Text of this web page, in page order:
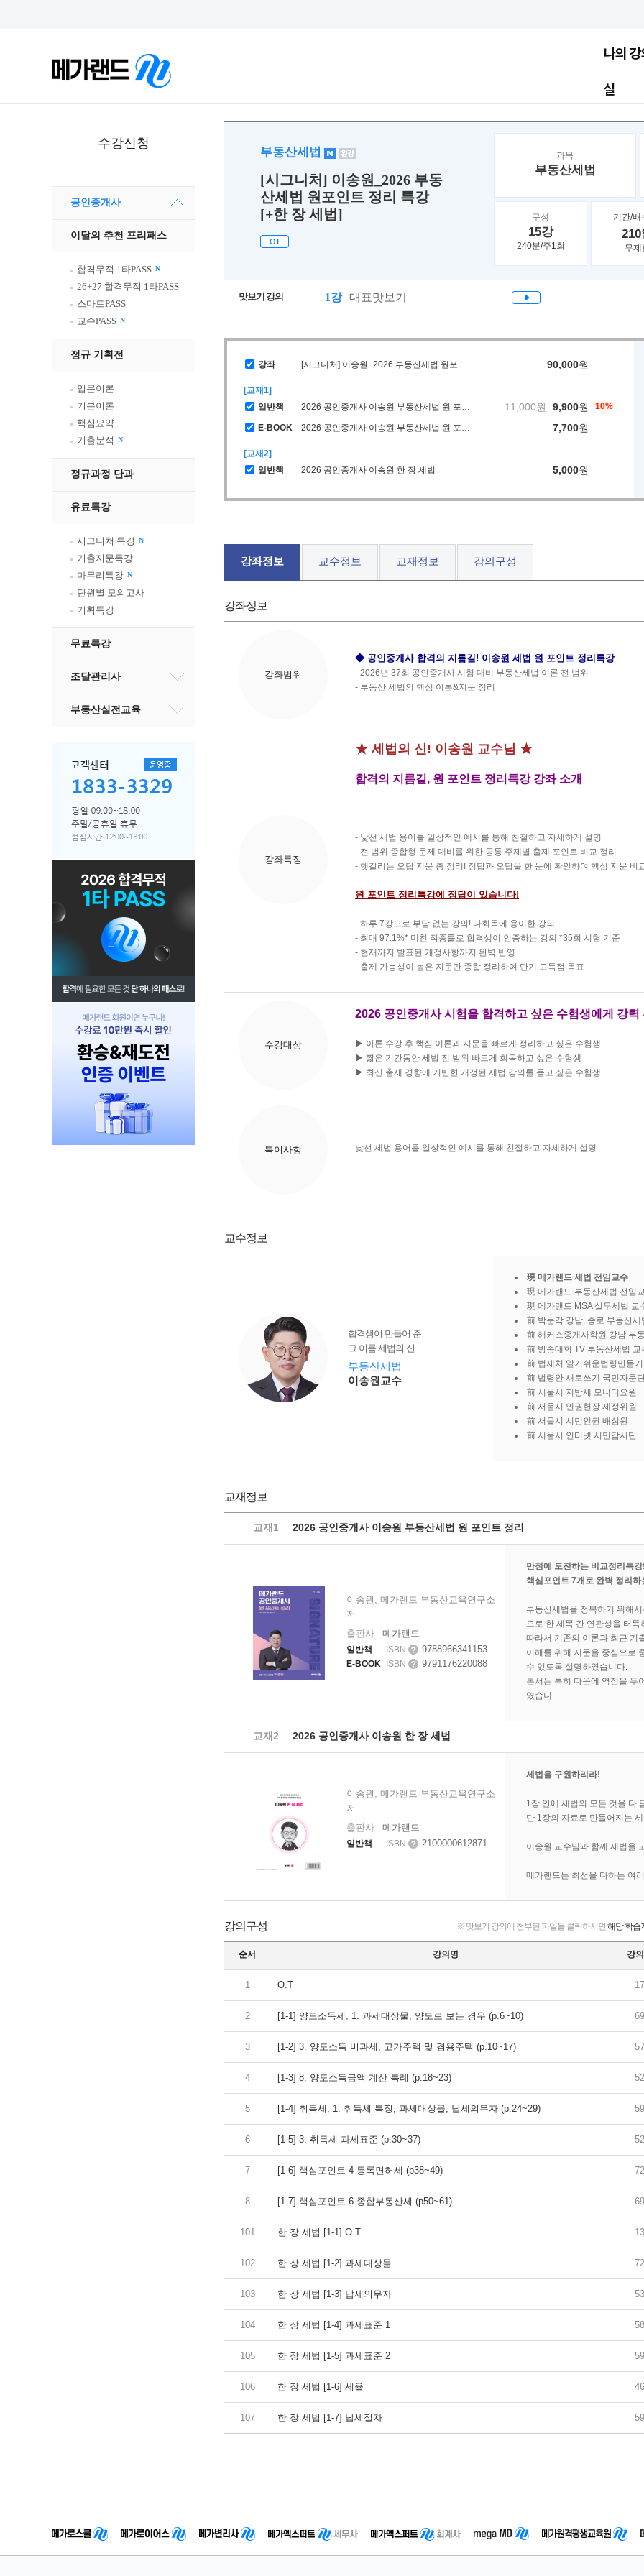
나의
실
수강신청
공인중개사
이달의 추천 프리패스
합격무적 1타PASS N
26+27 합격무적 1타PASS
스마트PASS
교수PASS N
정규 기획전
입문이론
기본이론
핵심요약
기출분석
N
정규과정 단과
유료특강
시그니처 특강 N
기출지문특강
마무리특강 N
단원별 모의고사
기획특강
무료특강
조달관리사
부동산실전교육
부동산세법
[시그니처] 이송원_2026 부동
산세법 원포인트 정리 특강
[+한 장 세법]
과목
부동산세법
구성
15강
240분/주1회
기간/배
210
무제
맛보기 강의 1강 대표맛보기
강좌 [시그니처] 이송원_2026 부동산세법 원포인트 정리 특강[+한 ... 90,000원
[교재1]
일반책
2026 공인중개사 이송원 부동산세법 원 포인트 정리 11,000원 9,900원 10%
E-BOOK 2026 공인중개사 이송원 부동산세법 원 포인트 정리 7,700원
[교재2]
일반책
2026 공인중개사 이송원 한 장 세법 5,000원
강좌정보 교수정보 교재정보 강의구성
강좌정보
강좌범위
◆ 공인중개사 합격의 지름길! 이송원 세법 원 포인트 정리특강
- 2026년 37회 공인중개사 시험 대비 부동산세법 이론 전 범위
- 부동산 세법의 핵심 이론&지문 정리
강좌특징
★ 세법의 신! 이송원 교수님 ★
합격의 지름길, 원 포인트 정리특강 강좌 소개
- 낯선 세법 용어를 일상적인 예시를 통해 친절하고 자세하게 설명
- 전 범위 종합형 문제 대비를 위한 공통 주제별 출제 포인트 비교 정리
- 헷갈리는 오답 지문 총 정리! 정답과 오답을 한 눈에 확인하여 핵심 지문 비
원 포인트 정리특강에 정답이 있습니다!
- 하루 7강으로 부담 없는 강의! 다회독에 용이한 강의
- 최대 97.1%* 미친 적중률로 합격생이 인증하는 강의 *35회 시험 기준
- 현재까지 발표된 개정사항까지 완벽 반영
- 출제 가능성이 높은 지문만 종합 정리하여 단기 고득점 목표
수강대상
2026 공인중개사 시험을 합격하고 싶은 수험생에게 강력
▶ 이론 수강 후 핵심 이론과 지문을 빠르게 정리하고 싶은 수험생
▶ 짧은 기간동안 세법 전 범위 빠르게 회독하고 싶은 수험생
▶ 최신 출제 경향에 기반한 개정된 세법 강의를 듣고 싶은 수험생
특이사항 낯선 세법 용어를 일상적인 예시를 통해 친절하고 자세하게 설명
교수정보
합격생이 만들어 준
그 이름 세법의 신
부동산세법
이송원교수
現 메가랜드 세법 전임교수
現 메가랜드 부동산세법 전임
現 메가랜드 MSA 실무세법 교
前 박문각 강남, 종로 부동산세
前 해커스중개사학원 강남 부
前 방송대학 TV 부동산세법 교
前 법제처 알기쉬운법령만들
前 법령안 새로쓰기 국민자문
前 서울시 지방세 모니터요원
前 서울시 인권헌장 제정위원
前 서울시 시민인권 배심원
前 서울시 인터넷 시민감시단
교재정보
교재1 2026 공인중개사 이송원 부동산세법 원 포인트 정리
이송원, 메가랜드 부동산교육연구소
저
출판사
메가랜드
일반책 ISBN 9788966341153
E-BOOK ISBN 9791176220088
만점에 도전하는 비교정리특
핵심포인트 7개로 완벽 정리
부동산세법을 정복하기 위해
으로 한 세목 간 연관성을 터득
따라서 기존의 이론과 최근 기
이해를 위해 지문을 중심으로
수 있도록 설명하였습니다.
본서는 특히 다음에 역점을 두
였습니...
교재2 2026 공인중개사 이송원 한 장 세법
이송원, 메가랜드 부동산교육연구소
저
출판사
메가랜드
일반책 ISBN 2100000612871
세법을 구원하리라!
1장 안에 세법의 모든 것을 다
단 1장의 자료로 만들어지는
이송원 교수님과 함께 세법을
메가랜드는 최선을 다하는 여
강의구성 맛보기 강의에 첨부된 파일을 클릭하시면 해당 학습
순서 강의명 강
1 O.T
2 [1-1] 양도소득세, 1. 과세대상물, 양도로 보는 경우 (p.6~10)
3 [1-2] 3. 양도소득 비과세, 고가주택 및 겸용주택 (p.10~17)
4 [1-3] 8. 양도소득금액 계산 특례 (p.18~23)
5 [1-4] 취득세, 1. 취득세 특징, 과세대상물, 납세의무자 (p.24~29)
6 [1-5] 3. 취득세 과세표준 (p.30~37)
7 [1-6] 핵심포인트 4 등록면허세 (p38~49)
8 [1-7] 핵심포인트 6 종합부동산세 (p50~61)
101 한 장 세법 [1-1] O.T
102 한 장 세법 [1-2] 과세대상물
103 한 장 세법 [1-3] 납세의무자
104 한 장 세법 [1-4] 과세표준 1
105 한 장 세법 [1-5] 과세표준 2
106 한 장 세법 [1-6] 세율
107 한 장 세법 [1-7] 납세절차